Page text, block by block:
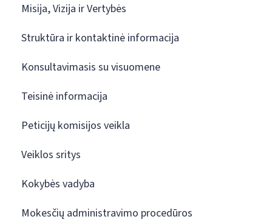
Misija, Vizija ir Vertybės
Struktūra ir kontaktinė informacija
Konsultavimasis su visuomene
Teisinė informacija
Peticijų komisijos veikla
Veiklos sritys
Kokybės vadyba
Mokesčių administravimo procedūros